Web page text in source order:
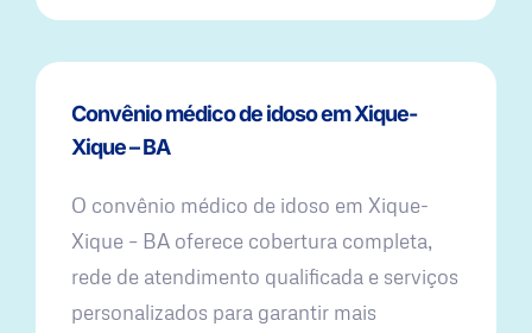
Convênio médico de idoso em Xique-
Xique – BA
O convênio médico de idoso em Xique-
Xique – BA oferece cobertura completa,
rede de atendimento qualificada e serviços
personalizados para garantir mais